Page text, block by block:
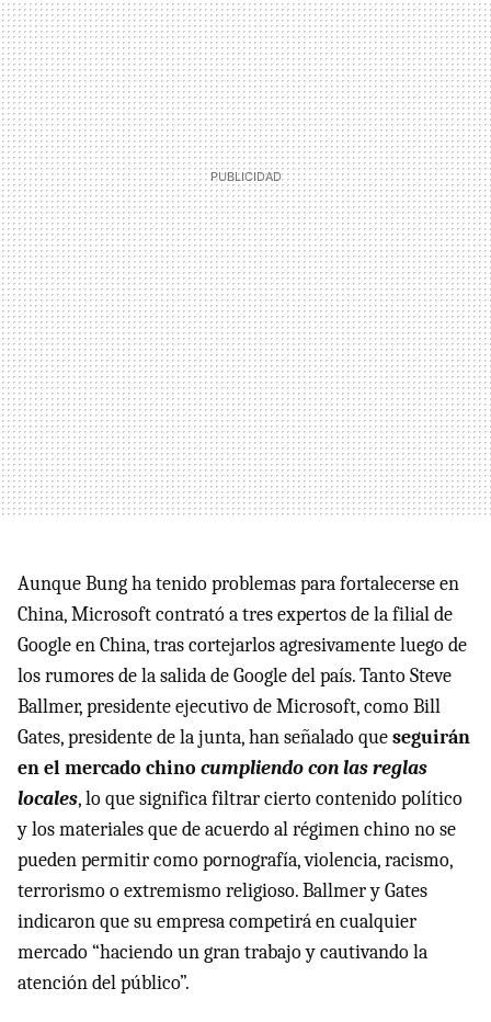
Aunque Bung ha tenido problemas para fortalecerse en
China, Microsoft contrató a tres expertos de la filial de
Google en China, tras cortejarlos agresivamente luego de
los rumores de la salida de Google del país. Tanto Steve
Ballmer, presidente ejecutivo de Microsoft, como Bill
Gates, presidente de la junta, han señalado queseguirán
en el mercado chino cumpliendo con las reglas
locales, lo que significa filtrar cierto contenido político
y los materiales que de acuerdo al régimen chino no se
pueden permitir como pornografía, violencia, racismo,
terrorismo o extremismo religioso. Ballmer y Gates
indicaron que su empresa competirá en cualquier
mercado “haciendo un gran trabajo y cautivando la
atención del público”.